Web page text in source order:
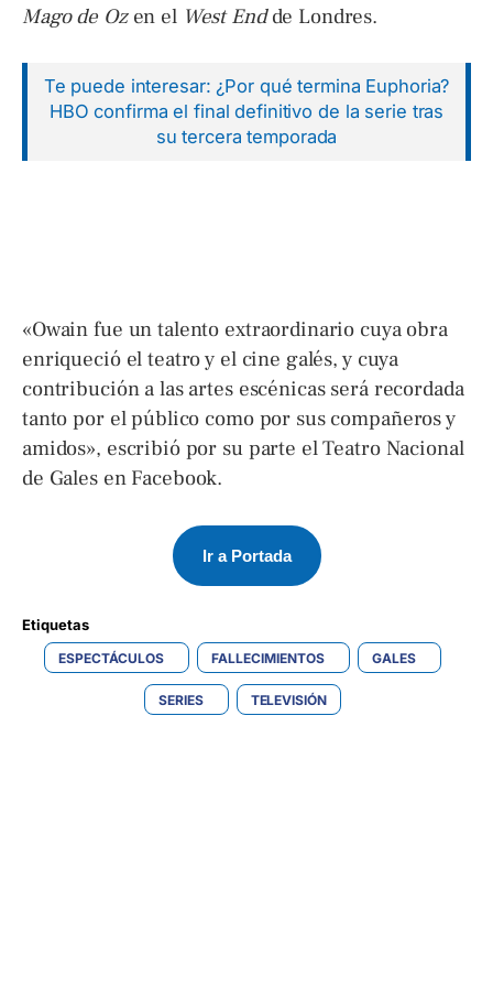
Mago de Ozen el West Endde Londres.
Te puede interesar: ¿Por qué termina Euphoria?
HBO confirma el final definitivo de la serie tras
su tercera temporada
«Owain fue un talento extraordinario cuya obra
enriqueció el teatro y el cine galés, y cuya
contribución a las artes escénicas será recordada
tanto por el público como por sus compañeros y
amidos», escribió por su parte el Teatro Nacional
de Gales en Facebook.
Ir a Portada
Etiquetas
ESPECTÁCULOS FALLECIMIENTOS GALES
SERIES TELEVISIÓN